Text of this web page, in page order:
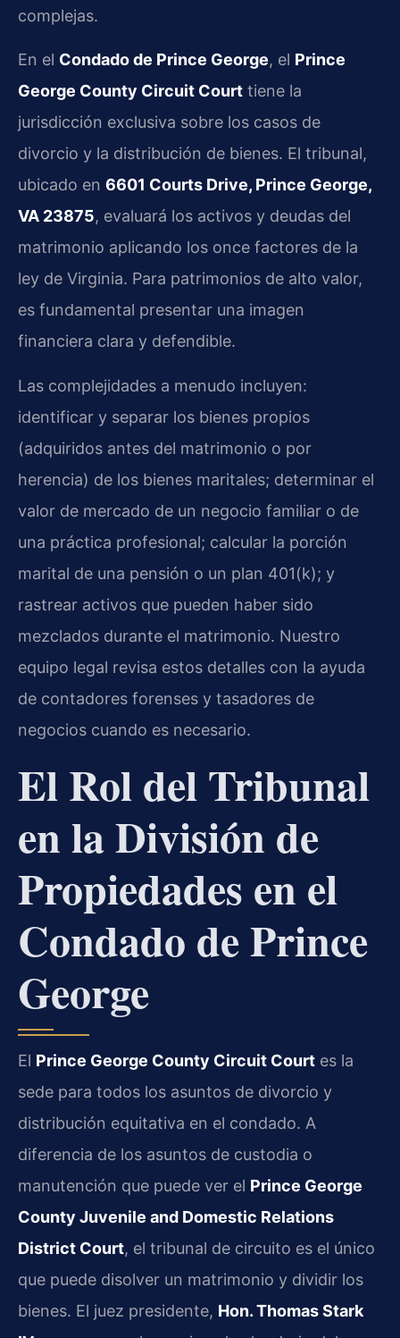
complejas.
En el Condado de Prince George, el Prince
George County Circuit Court tiene la
jurisdicción exclusiva sobre los casos de
divorcio y la distribución de bienes. El tribunal,
ubicado en 6601 Courts Drive, Prince George,
VA 23875, evaluará los activos y deudas del
matrimonio aplicando los once factores de la
ley de Virginia. Para patrimonios de alto valor,
es fundamental presentar una imagen
financiera clara y defendible.
Las complejidades a menudo incluyen:
identificar y separar los bienes propios
(adquiridos antes del matrimonio o por
herencia) de los bienes maritales; determinar el
valor de mercado de un negocio familiar o de
una práctica profesional; calcular la porción
marital de una pensión o un plan 401(k); y
rastrear activos que pueden haber sido
mezclados durante el matrimonio. Nuestro
equipo legal revisa estos detalles con la ayuda
de contadores forenses y tasadores de
negocios cuando es necesario.
El Rol del Tribunal
en la División de
Propiedades en el
Condado de Prince
George
El Prince George County Circuit Court es la
sede para todos los asuntos de divorcio y
distribución equitativa en el condado. A
diferencia de los asuntos de custodia o
manutención que puede ver el Prince George
County Juvenile and Domestic Relations
District Court, el tribunal de circuito es el único
que puede disolver un matrimonio y dividir los
bienes. El juez presidente, Hon. Thomas Stark